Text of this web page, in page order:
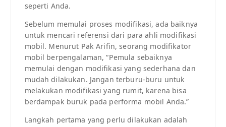
seperti Anda.
Sebelum memulai proses modifikasi, ada baiknya
untuk mencari referensi dari para ahli modifikasi
mobil. Menurut Pak Arifin, seorang modifikator
mobil berpengalaman, “Pemula sebaiknya
memulai dengan modifikasi yang sederhana dan
mudah dilakukan. Jangan terburu-buru untuk
melakukan modifikasi yang rumit, karena bisa
berdampak buruk pada performa mobil Anda.”
Langkah pertama yang perlu dilakukan adalah